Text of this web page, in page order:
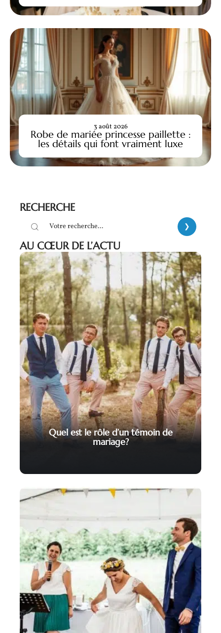
Robe de mariée princesse paillette :
les détails qui font vraiment luxe
3 août 2026
RECHERCHE
AU CŒUR DE L’ACTU
Quel est le rôle d’un témoin de
mariage?